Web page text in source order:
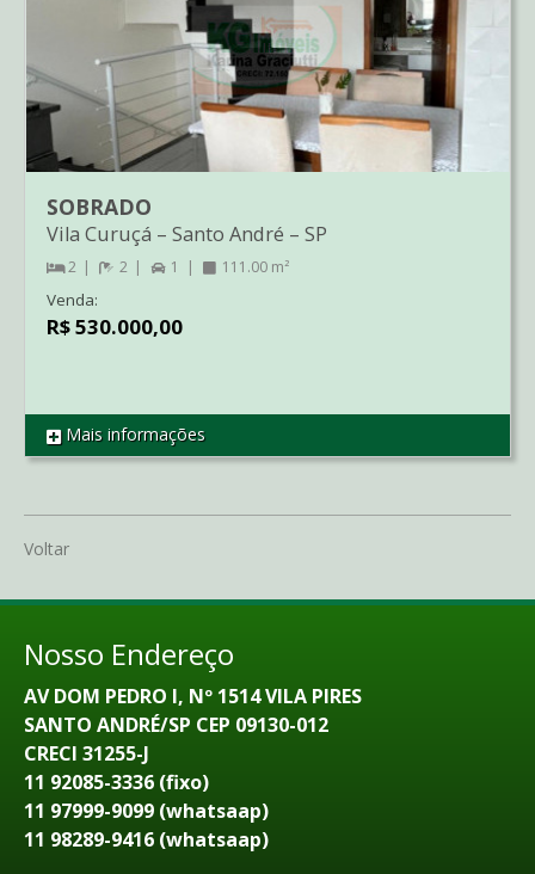
REF SO2296
SOBRADO
Vila Curuçá – Santo André – SP
2 2 1 111.00 m²
Venda:
R$ 530.000,00
Mais informações
Voltar
Nosso Endereço
AV DOM PEDRO I, Nº 1514 VILA PIRES
SANTO ANDRÉ/SP CEP 09130-012
CRECI 31255-J
11 92085-3336 (fixo)
11 97999-9099 (whatsaap)
11 98289-9416 (whatsaap)